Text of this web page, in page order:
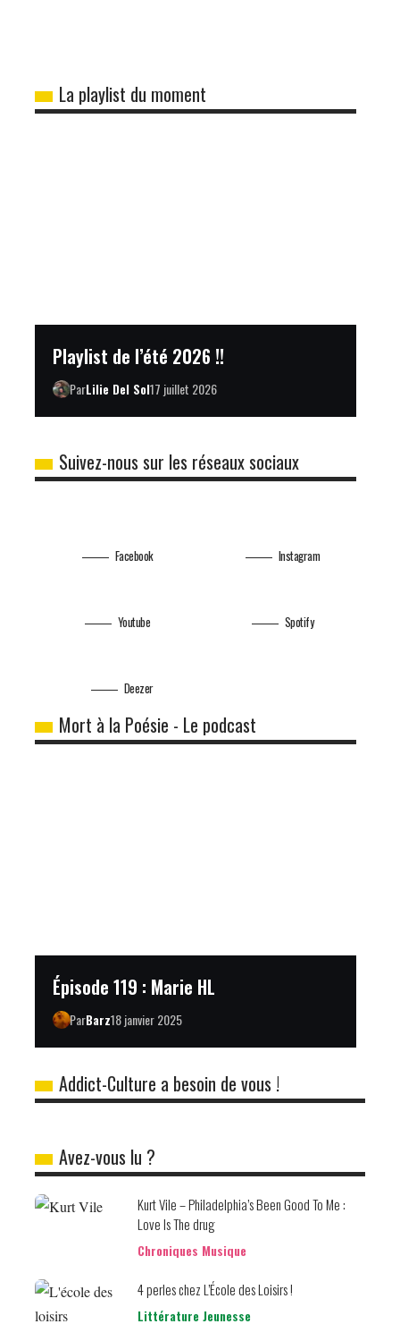
La playlist du moment
Playlist de l’été 2026 !!
ParLilie Del Sol17 juillet 2026
Suivez-nous sur les réseaux sociaux
Facebook
Youtube
Instagram
Spotify
Deezer
Mort à la Poésie - Le podcast
Épisode 119 : Marie HL
ParBarz18 janvier 2025
Addict-Culture a besoin de vous !
Avez-vous lu ?
Kurt Vile – Philadelphia’s Been Good To Me :
Love Is The drug
Chroniques Musique
4 perles chez L’École des Loisirs !
Littérature Jeunesse